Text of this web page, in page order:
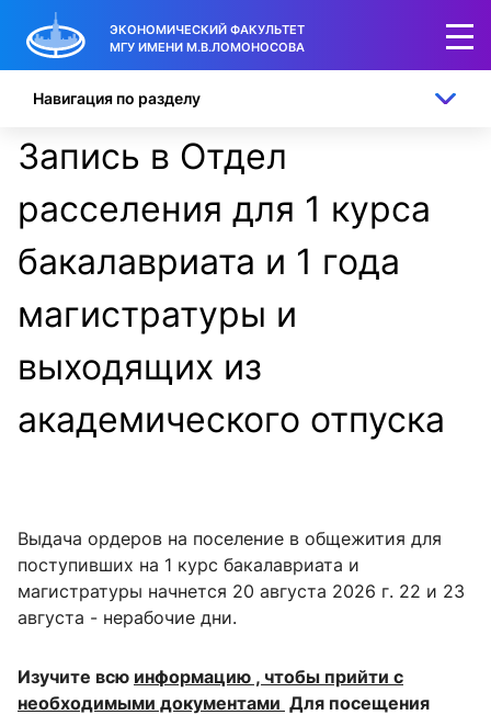
ЭКОНОМИЧЕСКИЙ ФАКУЛЬТЕТ
МГУ ИМЕНИ М.В.ЛОМОНОСОВА
Запись в Отдел
расселения для 1 курса
бакалавриата и 1 года
магистратуры и
выходящих из
академического отпуска
Навигация по разделу
Выдача ордеров на поселение в общежития для
поступивших на 1 курс бакалавриата и
магистратуры начнется 20 августа 2026 г. 22 и 23
августа - нерабочие дни.
Изучите всю информацию , чтобы прийти с
необходимыми документами Для посещения